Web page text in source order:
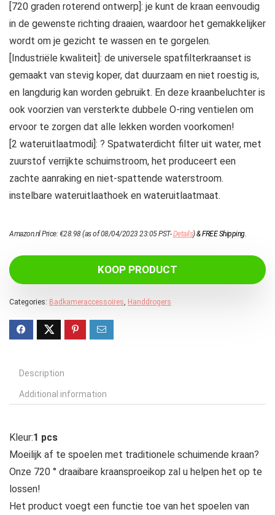
[720 graden roterend ontwerp]: je kunt de kraan eenvoudig
in de gewenste richting draaien, waardoor het gemakkelijker
wordt om je gezicht te wassen en te gorgelen.
[Industriële kwaliteit]: de universele spatfilterkraanset is
gemaakt van stevig koper, dat duurzaam en niet roestig is,
en langdurig kan worden gebruikt. En deze kraanbeluchter is
ook voorzien van versterkte dubbele O-ring ventielen om
ervoor te zorgen dat alle lekken worden voorkomen!
[2 wateruitlaatmodi]: ? Spatwaterdicht filter uit water, met
zuurstof verrijkte schuimstroom, het produceert een
zachte aanraking en niet-spattende waterstroom.
instelbare wateruitlaathoek en wateruitlaatmaat.
Amazon.nl Price:€28.98(as of 08/04/2023 23:05 PST-Details)&FREE Shipping.
KOOP PRODUCT
Categories: Badkameraccessoires, Handdrogers
Description
Additional information
Kleur:1 pcs
Moeilijk af te spoelen met traditionele schuimende kraan?
Onze 720 ° draaibare kraansproeikop zal u helpen het op te
lossen!
Het product voegt een functie toe van het spoelen van